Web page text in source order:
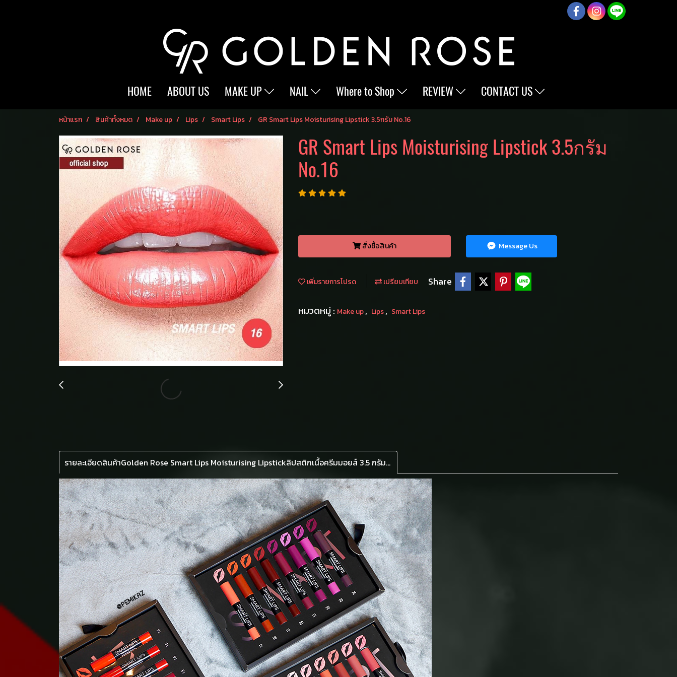
HOME ABOUT US MAKE UP NAIL Where to Shop REVIEW CONTACT US
หน้าแรก สินค้าทั้งหมด Make up Lips Smart Lips GR Smart Lips Moisturising Lipstick 3.5กรัม No.16
GR Smart Lips Moisturising Lipstick 3.5กรัม
No.16
สั่งซื้อสินค้า Message Us
เพิ่มรายการโปรด เปรียบเทียบ Share
หมวดหมู่ : Make up, Lips, Smart Lips
รายละเอียดสินค้าGolden Rose Smart Lips Moisturising Lipstickลิปสติกเนื้อครีมมอยส์ 3.5 กรัม ลิปสติก ชุ่มชื้น โกลเด้น โรส สมาร์ท ลิป มอยเจอไรซิ่ง ให้ความชุ่มชื้นสูง มีส่วนผสมจาก SheaButter, VitaminE,Amino Cermaide ลื่นไหล ไม่มีสะดุดบนริมฝีปาก แท่งแบบหมุน ส